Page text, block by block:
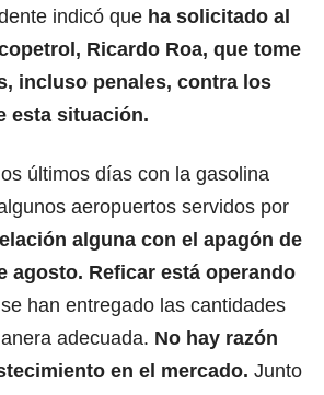
indicó que ha solicitado al
Ricardo Roa, que tome
incluso penales, contra los
esta situación.
últimos días con la gasolina
aeropuertos servidos por
alguna con el apagón de
agosto. Reficar está operando
han entregado las cantidades
adecuada. No hay razón
en el mercado. Junto